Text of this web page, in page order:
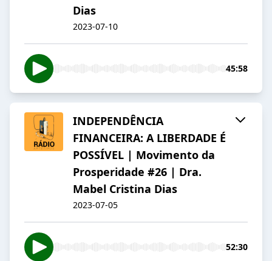
Dias
2023-07-10
45:58
INDEPENDÊNCIA
FINANCEIRA: A LIBERDADE É
POSSÍVEL | Movimento da
Prosperidade #26 | Dra.
Mabel Cristina Dias
2023-07-05
52:30